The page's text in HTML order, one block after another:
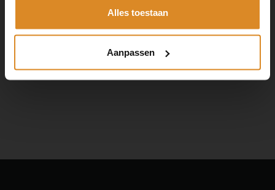
Alles toestaan
Aanpassen